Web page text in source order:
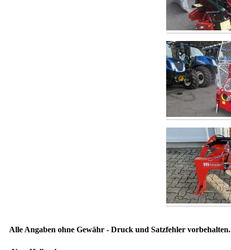
Alle Angaben ohne Gewähr - Druck und Satzfehler vorbehalten.